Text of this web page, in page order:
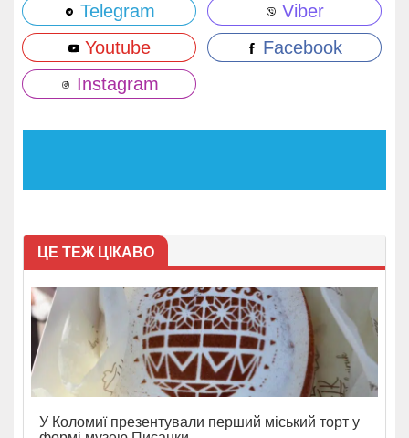
Telegram
Viber
Youtube
Facebook
Instagram
ЦЕ ТЕЖ ЦІКАВО
У Коломиї презентували перший міський торт у